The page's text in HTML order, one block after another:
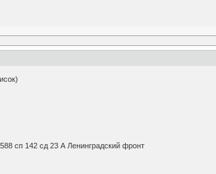
сп 142 сд 23 А Ленинградский фронт